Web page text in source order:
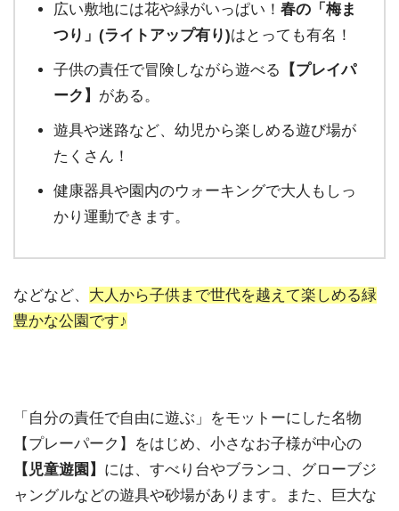
広い敷地には花や緑がいっぱい！ 春の「梅ま
つり」(ライトアップ有り)はとっても有名！
子供の責任で冒険しながら遊べる 【プレイパ
ーク】 がある。
遊具や迷路など、幼児から楽しめる遊び場が
たくさん！
健康器具や園内のウォーキングで大人もしっ
かり運動できます。
などなど、 大人から子供まで世代を越えて楽しめる緑
豊かな公園です♪
「自分の責任で自由に遊ぶ」をモットーにした名物
【プレーパーク】をはじめ、小さなお⼦様が中心の
【児童遊園】 には、すべり台やブランコ、グローブジ
ャングルなどの遊具や砂場があります。また、巨大な